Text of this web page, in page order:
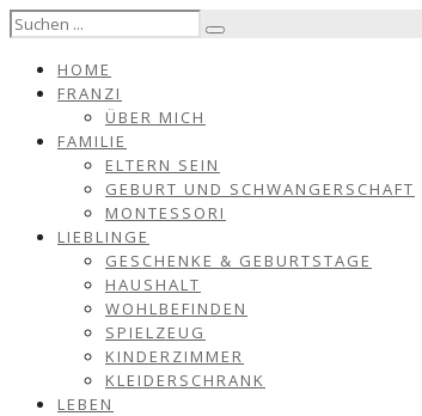
HOME
FRANZI
ÜBER MICH
FAMILIE
ELTERN SEIN
GEBURT UND SCHWANGERSCHAFT
MONTESSORI
LIEBLINGE
GESCHENKE & GEBURTSTAGE
HAUSHALT
WOHLBEFINDEN
SPIELZEUG
KINDERZIMMER
KLEIDERSCHRANK
LEBEN